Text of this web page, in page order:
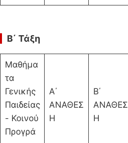
Β΄ Τάξη
Μαθήμα
τα
Γενικής
Παιδείας
- Κοινού
Προγρά
Α΄
ΑΝΑΘΕΣ
Η
Β΄
ΑΝΑΘΕΣ
Η